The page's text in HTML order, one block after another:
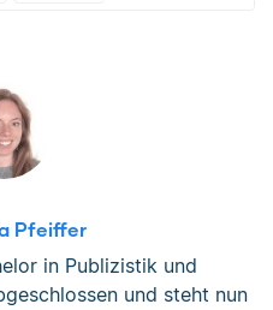
Pfeiffer
in Publizistik und
und steht nun